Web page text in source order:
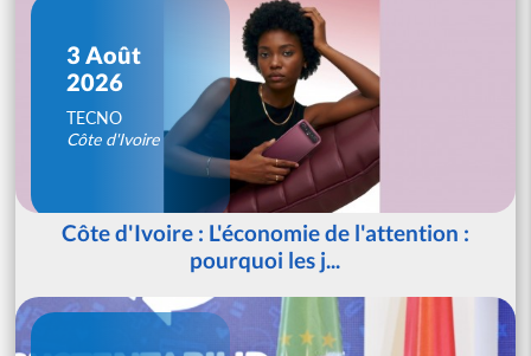
3 Août
2026
TECNO
Côte d'Ivoire
Côte d'Ivoire : L'économie de l'attention :
pourquoi les j...